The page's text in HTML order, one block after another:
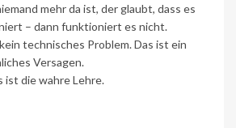
mehr da ist, der glaubt, dass es
– dann funktioniert es nicht.
technisches Problem. Das ist ein
Versagen.
ist die wahre Lehre.